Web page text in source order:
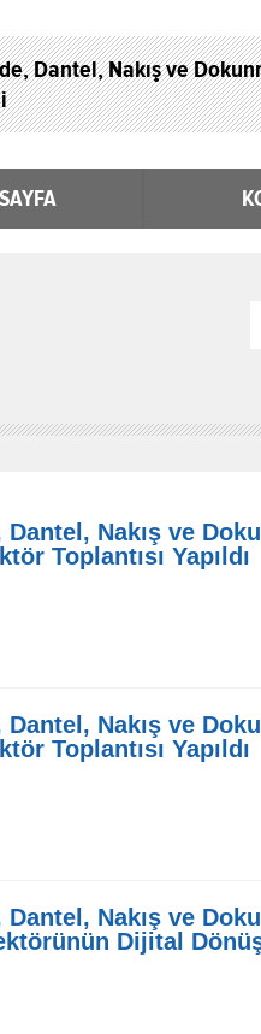
Dantel, Nakış ve
Nakış ve
Toplantısı Yapıldı
Nakış ve
Toplantısı Yapıldı
Nakış ve
Dijital